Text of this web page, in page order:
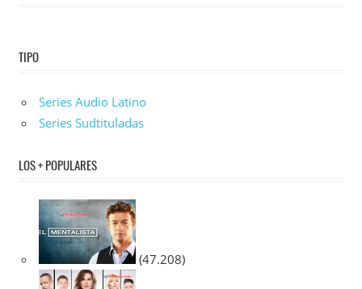
TIPO
Series Audio Latino
Series Sudtituladas
LOS + POPULARES
(47.208)